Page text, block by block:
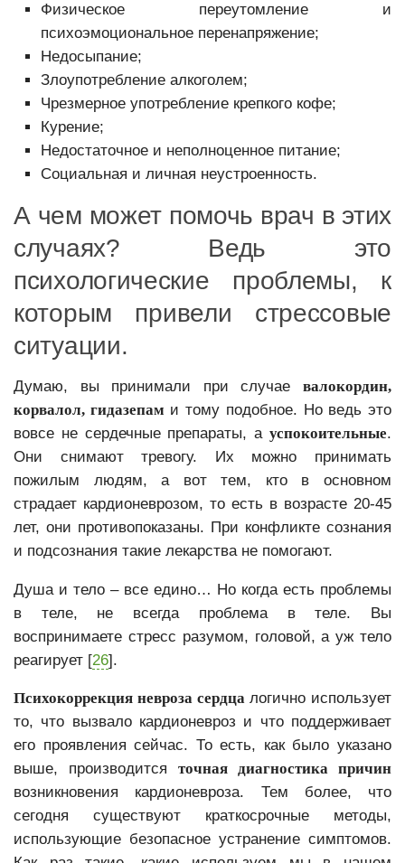
Физическое переутомление и
психоэмоциональное перенапряжение;
Недосыпание;
Злоупотребление алкоголем;
Чрезмерное употребление крепкого кофе;
Курение;
Недостаточное и неполноценное питание;
Социальная и личная неустроенность.
А чем может помочь врач в этих
случаях? Ведь это
психологические проблемы, к
которым привели стрессовые
ситуации.
Думаю, вы принимали при случае валокордин,
корвалол, гидазепам и тому подобное. Но ведь это
вовсе не сердечные препараты, а успокоительные.
Они снимают тревогу. Их можно принимать
пожилым людям, а вот тем, кто в основном
страдает кардионеврозом, то есть в возрасте 20-45
лет, они противопоказаны. При конфликте сознания
и подсознания такие лекарства не помогают.
Душа и тело – все едино… Но когда есть проблемы
в теле, не всегда проблема в теле. Вы
воспринимаете стресс разумом, головой, а уж тело
реагирует [26].
Психокоррекция невроза сердцалогично использует
то, что вызвало кардионевроз и что поддерживает
его проявления сейчас. То есть, как было указано
выше, производится точная диагностика причин
возникновения кардионевроза. Тем более, что
сегодня существуют краткосрочные методы,
использующие безопасное устранение симптомов.